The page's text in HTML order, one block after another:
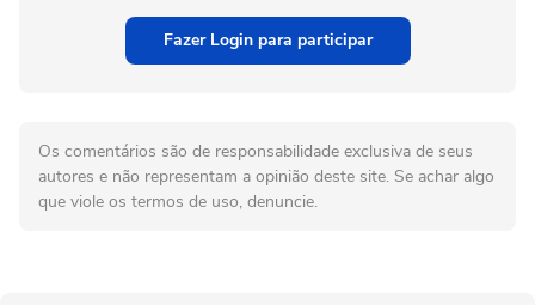
Fazer Login para participar
Os comentários são de responsabilidade exclusiva de seus
autores e não representam a opinião deste site. Se achar algo
que viole os termos de uso, denuncie.